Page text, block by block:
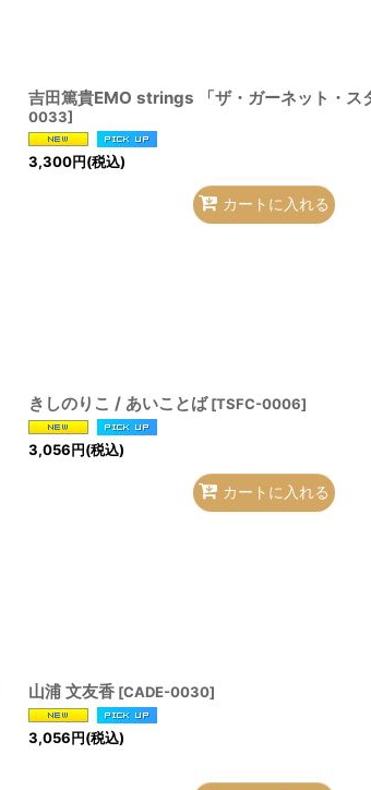
吉田篤貴EMO strings 「ザ・ガーネット・ス
0033]
3,300円(税込)
カートに入れる
きしのりこ / あいことば [TSFC-0006]
3,056円(税込)
カートに入れる
山浦 文友香 [CADE-0030]
3,056円(税込)